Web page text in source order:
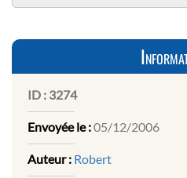
ID : 3274
Envoyée le :05/12/2006
Auteur : Robert